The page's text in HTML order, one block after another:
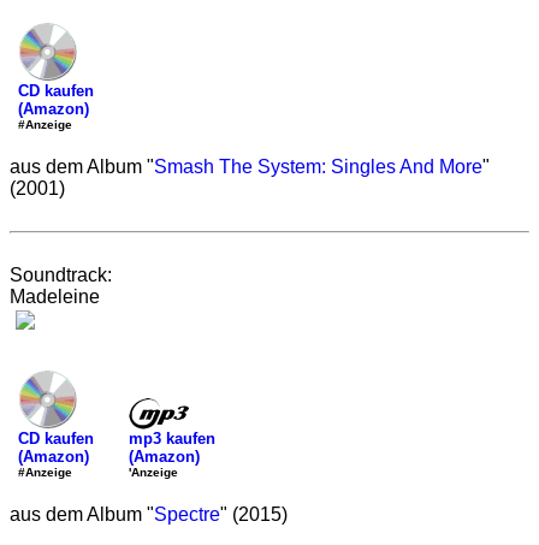
CD kaufen
(Amazon)
#Anzeige
aus dem Album "Smash The System: Singles And More"
(2001)
Soundtrack:
Madeleine
CD kaufen
(Amazon)
#Anzeige
mp3 kaufen
(Amazon)
'Anzeige
aus dem Album "Spectre" (2015)